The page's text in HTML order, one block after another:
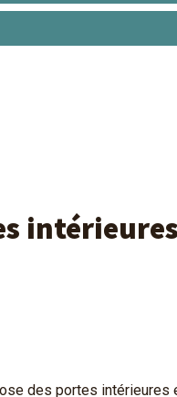
des portes intérieures